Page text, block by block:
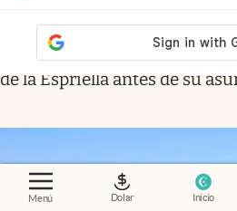
Menú Dolar Inicio
Agenda.Milei se reunió en
de la Espriella antes de su